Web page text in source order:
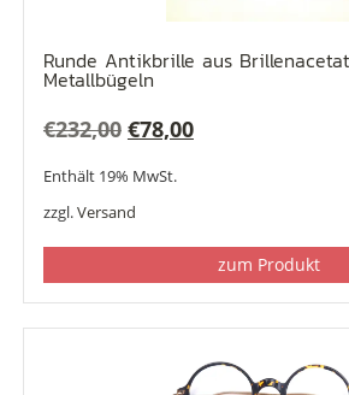
Runde Antikbrille aus
Metallbügeln
€232,00 Ursprünglicher
Preis
war:
€78,00Aktueller
Enthält 19% MwSt.
zzgl.Versand
zum Produkt